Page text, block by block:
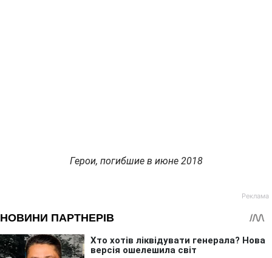
Герои, погибшие в июне 2018